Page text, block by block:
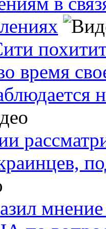
время